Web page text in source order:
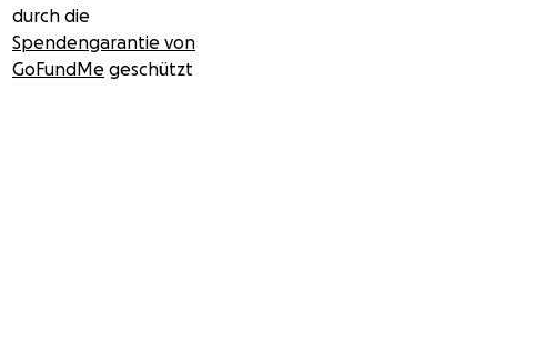
durch die
Spendengarantie von
GoFundMe geschützt